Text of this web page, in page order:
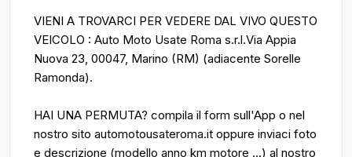
VIENI A TROVARCI PER VEDERE DAL VIVO QUESTO
VEICOLO : Auto Moto Usate Roma s.r.l.Via Appia
Nuova 23, 00047, Marino (RM) (adiacente Sorelle
Ramonda).
HAI UNA PERMUTA? compila il form sull'App o nel
nostro sito automotousateroma.it oppure inviaci foto
e descrizione (modello anno km motore ...) al nostro